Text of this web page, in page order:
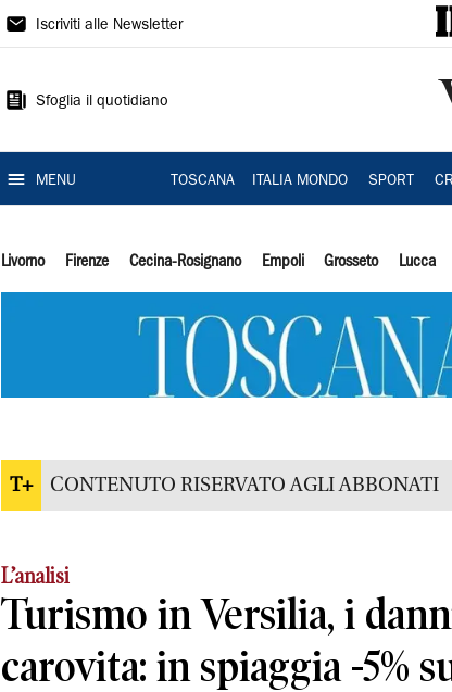
Il
Iscriviti alle Newsletter
Sfoglia il quotidiano
MENU TOSCANA ITALIA MONDO SPORT
Livorno Firenze Cecina-Rosignano Empoli Grosseto Lucca
T+ CONTENUTO RISERVATO AGLI ABBONATI
L’analisi
Turismo in Versilia, i
carovita: in spiaggia -5%